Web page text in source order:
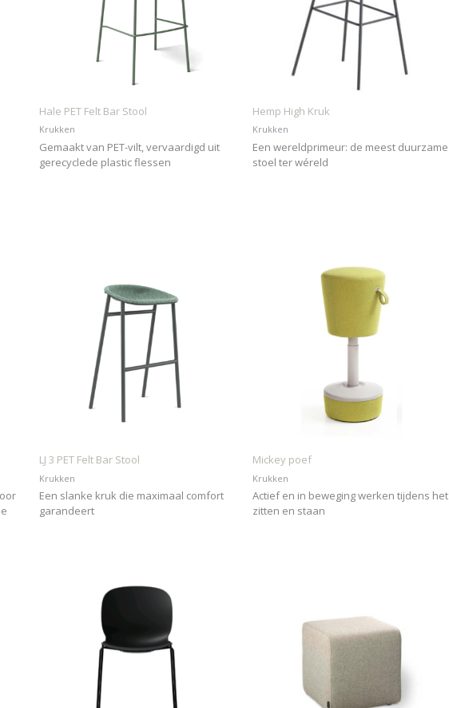
Hale PET Felt Bar Stool
Krukken
Gemaakt van PET-vilt, vervaardigd uit
gerecyclede plastic flessen
Hemp High Kruk
Krukken
Een wereldprimeur: de meest duurzame
stoel ter wéreld
LJ 3 PET Felt Bar Stool
Krukken
Een slanke kruk die maximaal comfort
garandeert
Mickey poef
Krukken
Actief en in beweging werken tijdens het
zitten en staan